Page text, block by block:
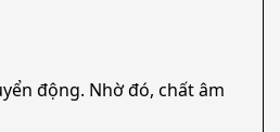
động. Nhờ đó, chất âm